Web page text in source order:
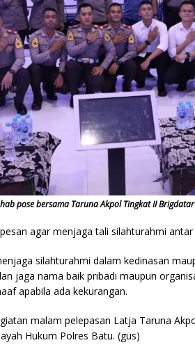
pose bersama Taruna Akpol Tingkat II
agar menjaga tali silahturahmi
silahturahmi dalam kedinasan
jaga nama baik pribadi maupun
apabila ada kekurangan.
malam pelepasan Latja Taruna
Hukum Polres Batu. (gus)